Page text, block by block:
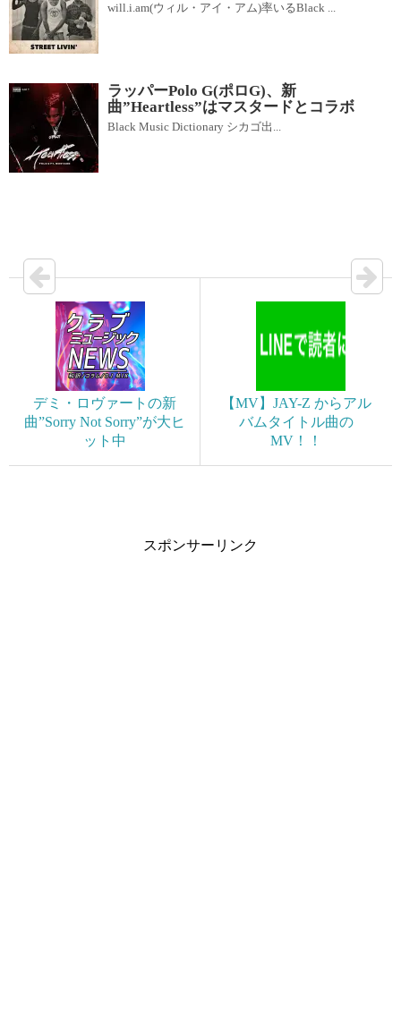
will.i.am(ウィル・アイ・アム)率いるBlack ...
ラッパーPolo G(ポロG)、新
曲”Heartless”はマスタードとコラボ
Black Music Dictionary シカゴ出...
デミ・ロヴァートの新
曲”Sorry Not Sorry”が大ヒ
ット中
【MV】JAY-Z からアル
バムタイトル曲の
MV！！
スポンサーリンク